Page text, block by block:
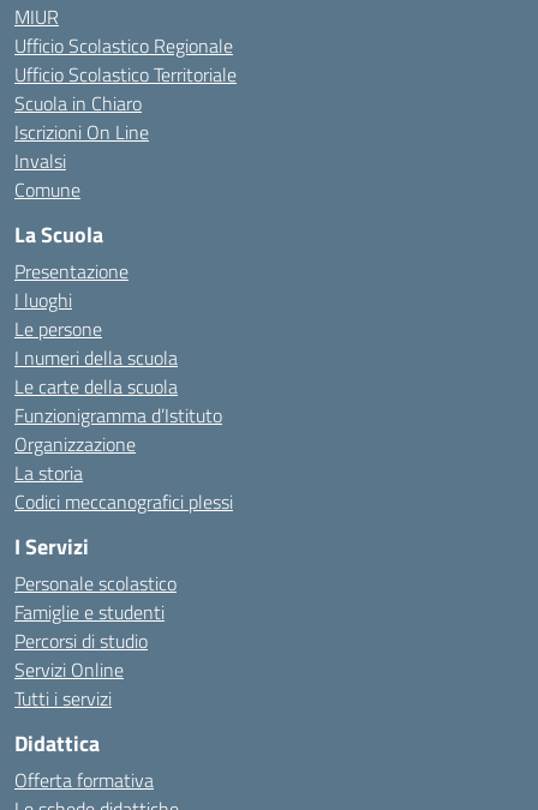
MIUR
Ufficio Scolastico Regionale
Ufficio Scolastico Territoriale
Scuola in Chiaro
Iscrizioni On Line
Invalsi
Comune
La Scuola
Presentazione
I luoghi
Le persone
I numeri della scuola
Le carte della scuola
Funzionigramma d’Istituto
Organizzazione
La storia
Codici meccanografici plessi
I Servizi
Personale scolastico
Famiglie e studenti
Percorsi di studio
Servizi Online
Tutti i servizi
Didattica
Offerta formativa